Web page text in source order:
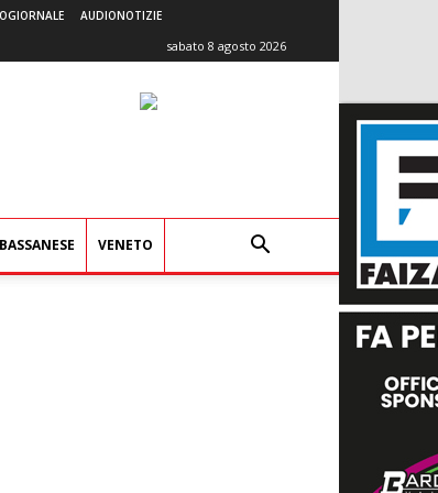
AUDIONOTIZIE
sabato 8 agosto 2026
BASSANESE VENETO